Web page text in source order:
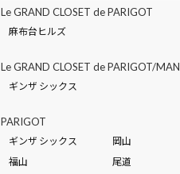
Le GRAND CLOSET de PARIGOT
麻布台ヒルズ
Le GRAND CLOSET de PARIGOT/MAN
ギンザ シックス
PARIGOT
ギンザ シックス
岡山
福山
尾道